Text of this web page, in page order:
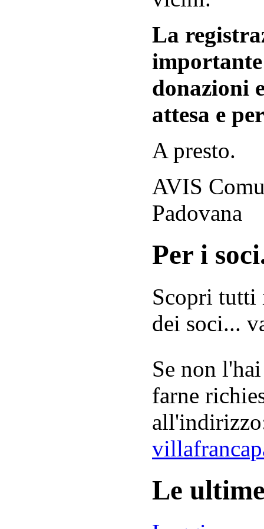
La
donazioni
attesa e
A presto.
AVIS
Padovana
Per i
Scopri tutti
dei soci...
Se non
farne
Le